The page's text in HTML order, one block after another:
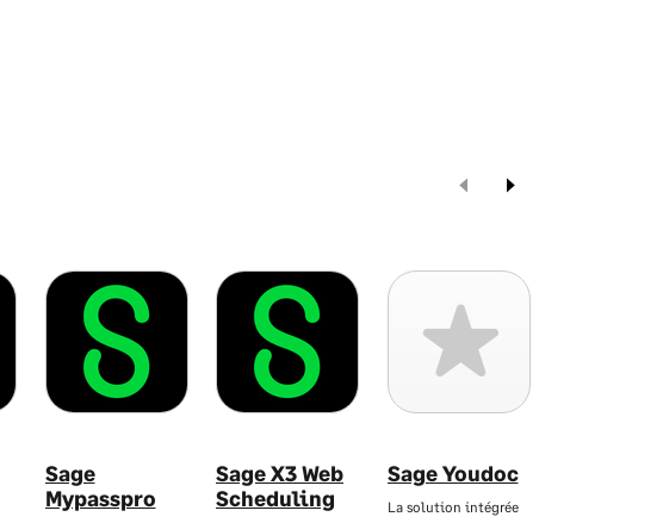
Sage
Mypasspro
Sage X3 Web
Scheduling
Sage Youdoc
La solution intégrée